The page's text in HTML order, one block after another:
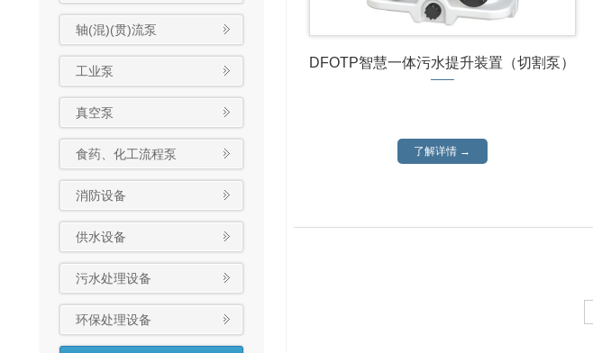
轴(混)(贯)流泵
工业泵
真空泵
食药、化工流程泵
消防设备
供水设备
污水处理设备
环保处理设备
DFOTP智慧一体污水提升装置（切割泵）
了解详情 →